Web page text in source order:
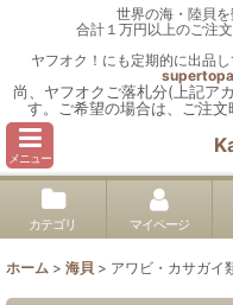
世界の海・陸貝を
合計１万円以上のご注
ヤフオク！にも定期的に出品
尚、ヤフオクご落札分(上記ア
す。ご希望の場合は、ご注文
メニュー
カテゴリ マイページ
ホーム > 海貝 > アワビ・カサガイ